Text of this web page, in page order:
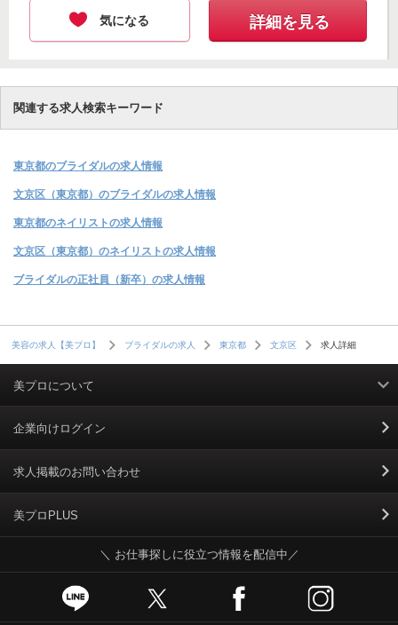
気になる 詳細を見る
関連する求人検索キーワード
東京都のブライダルの求人情報
文京区（東京都）のブライダルの求人情報
東京都のネイリストの求人情報
文京区（東京都）のネイリストの求人情報
ブライダルの正社員（新卒）の求人情報
美容の求人【美プロ】 ブライダルの求人 東京都 文京区 求人詳細
美プロについて
利用規約
掲載規約
個人情報保護ポリシー
個人情報のお取り扱いについて
Cookieポリシー
企業向けログイン
求人掲載のお問い合わせ
美プロPLUS
＼ お仕事探しに役立つ情報を配信中／